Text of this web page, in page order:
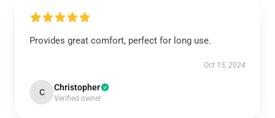
Provides great comfort, perfect for long use.
Oct 15, 2024
C Christopher
Verified owner